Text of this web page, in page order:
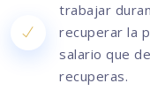
trabajar
recuperar la
salario que
recuperas.